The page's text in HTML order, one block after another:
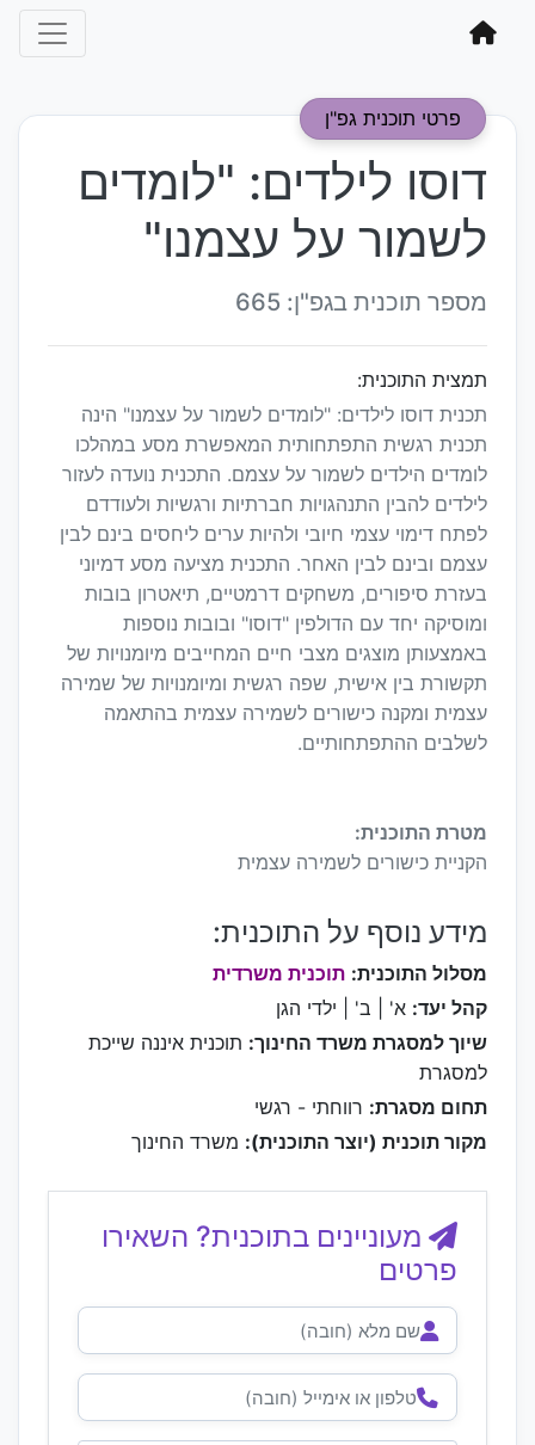
פרטי תוכנית גפ"ן
דוסו לילדים: "לומדים
לשמור על עצמנו"
מספר תוכנית בגפ"ן: 665
תמצית התוכנית:
תכנית דוסו לילדים: "לומדים לשמור על עצמנו" הינה
תכנית רגשית התפתחותית המאפשרת מסע במהלכו
לומדים הילדים לשמור על עצמם. התכנית נועדה לעזור
לילדים להבין התנהגויות חברתיות ורגשיות ולעודדם
לפתח דימוי עצמי חיובי ולהיות ערים ליחסים בינם לבין
עצמם ובינם לבין האחר. התכנית מציעה מסע דמיוני
בעזרת סיפורים, משחקים דרמטיים, תיאטרון בובות
ומוסיקה יחד עם הדולפין "דוסו" ובובות נוספות
באמצעותן מוצגים מצבי חיים המחייבים מיומנויות של
תקשורת בין אישית, שפה רגשית ומיומנויות של שמירה
עצמית ומקנה כישורים לשמירה עצמית בהתאמה
לשלבים ההתפתחותיים.
מטרת התוכנית:
הקניית כישורים לשמירה עצמית
מידע נוסף על התוכנית:
מסלול התוכנית: תוכנית משרדית
קהל יעד: א' | ב' | ילדי הגן
שיוך למסגרת משרד החינוך: תוכנית איננה שייכת
למסגרת
תחום מסגרת: רווחתי - רגשי
מקור תוכנית (יוצר התוכנית): משרד החינוך
מעוניינים בתוכנית? השאירו
פרטים